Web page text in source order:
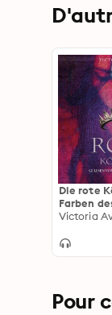
Die rote
Farben
Victoria
Pour